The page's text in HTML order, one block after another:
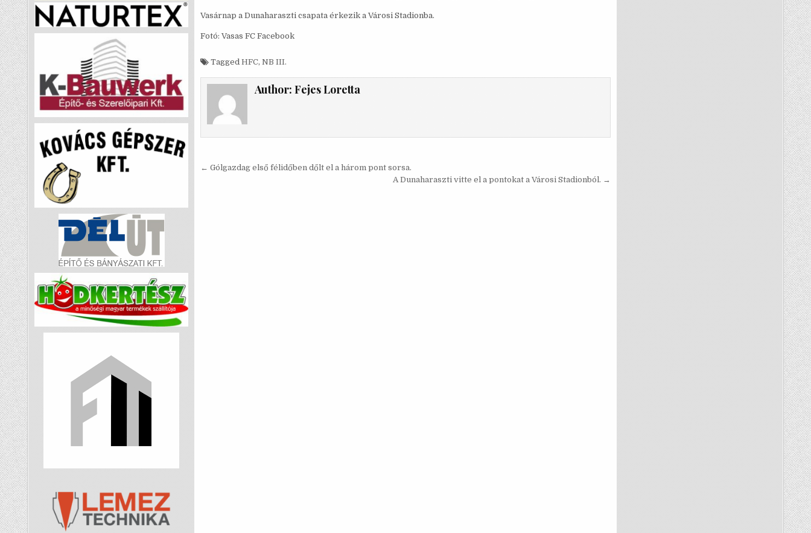
Vasárnap a Dunaharaszti csapata érkezik a Városi Stadionba.
Fotó: Vasas FC Facebook
Tagged HFC, NB III.
Author: Fejes Loretta
Bejegyzés
← Gólgazdag első félidőben dőlt el a három pont sorsa.
A Dunaharaszti vitte el a pontokat a Városi Stadionból. →